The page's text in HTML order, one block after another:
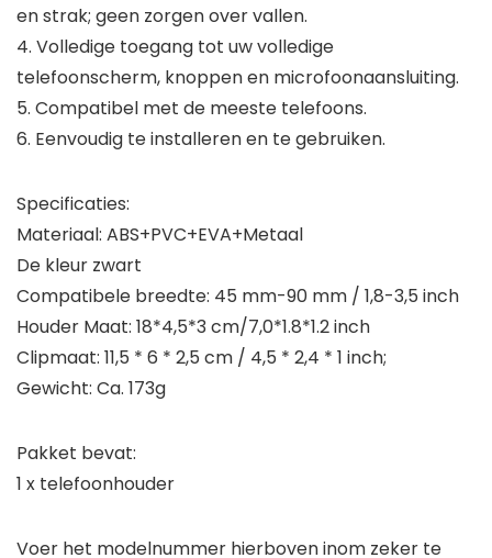
en strak; geen zorgen over vallen.
4. Volledige toegang tot uw volledige
telefoonscherm, knoppen en microfoonaansluiting.
5. Compatibel met de meeste telefoons.
6. Eenvoudig te installeren en te gebruiken.
Specificaties:
Materiaal: ABS+PVC+EVA+Metaal
De kleur zwart
Compatibele breedte: 45 mm-90 mm / 1,8-3,5 inch
Houder Maat: 18*4,5*3 cm/7,0*1.8*1.2 inch
Clipmaat: 11,5 * 6 * 2,5 cm / 4,5 * 2,4 * 1 inch;
Gewicht: Ca. 173g
Pakket bevat:
1 x telefoonhouder
Voer het modelnummer hierboven inom zeker te